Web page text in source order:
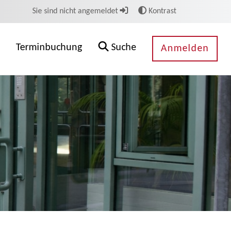
Sie sind nicht angemeldet Kontrast
Terminbuchung Suche Anmelden